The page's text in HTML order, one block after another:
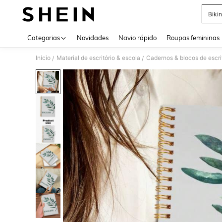
Categorias Novidades Navio rápido Roupas femininas
Início / Material de escritório & escola / Cadernos & blocos de